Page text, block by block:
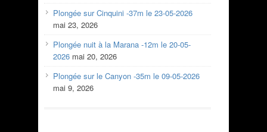
Plongée sur Cinquini -37m le 23-05-2026
mai 23, 2026
Plongée nuit à la Marana -12m le 20-05-
2026 mai 20, 2026
Plongée sur le Canyon -35m le 09-05-2026
mai 9, 2026